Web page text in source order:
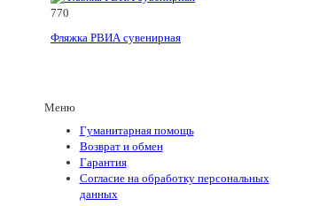
770
Фляжка РВИА сувенирная
Меню
Гуманитарная помощь
Возврат и обмен
Гарантия
Согласие на обработку персональных
данных